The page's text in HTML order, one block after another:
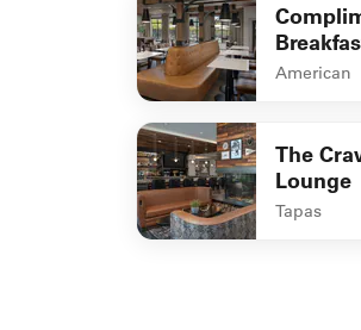
American
undefined
The
Lounge
Tapas